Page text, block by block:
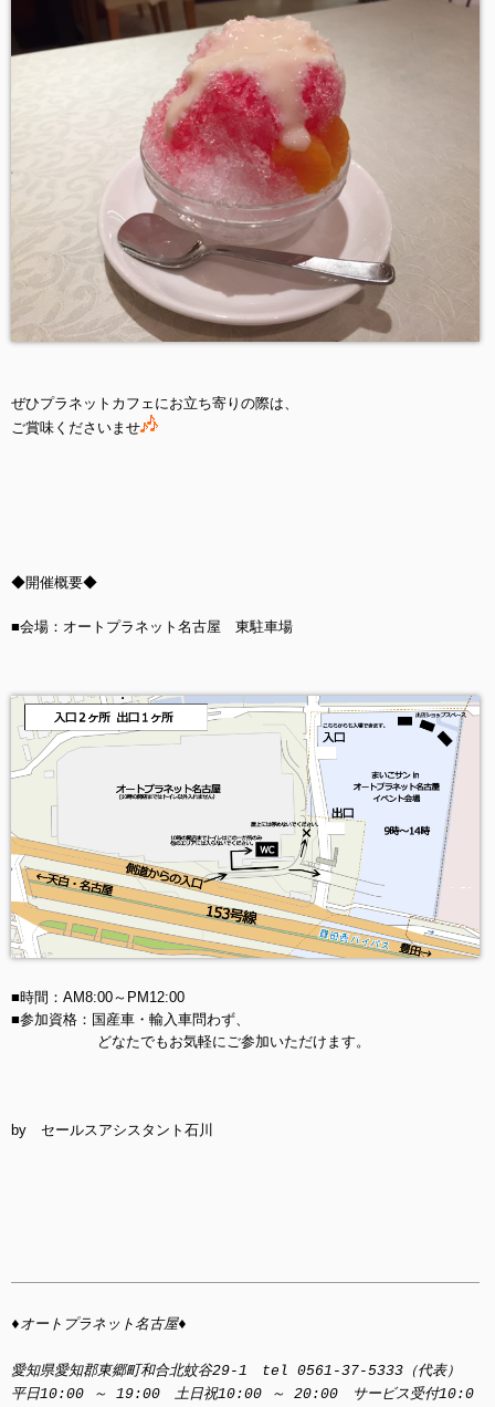
ぜひプラネットカフェにお立ち寄りの際は、
ご賞味くださいませ
◆開催概要◆
■会場：オートプラネット名古屋 東駐車場
■時間：AM8:00～PM12:00
■参加資格：国産車・輸入車問わず、
どなたでもお気軽にご参加いただけます。
by セールスアシスタント石川
♦オートプラネット名古屋♦
愛知県愛知郡東郷町和合北蚊谷29-1 tel 0561-37-5333（代表）
平日10:00 ～ 19:00 土日祝10:00 ～ 20:00 サービス受付10:0